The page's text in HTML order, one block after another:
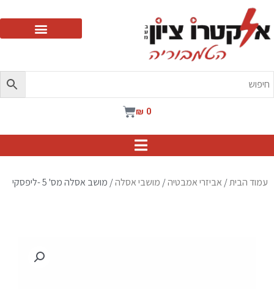
₪ 0
עגלת
עמוד הבית/ אביזרי אמבטיה/ מושבי אסלה/ מושב אסלה מס' 5 -ליפסקי